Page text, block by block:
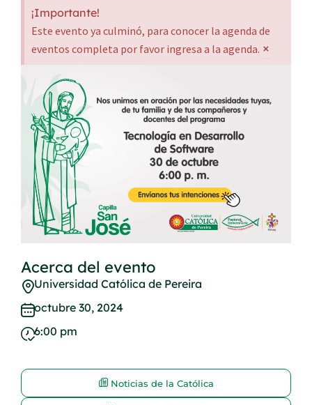
¡Importante!
Este evento ya culminó, para conocer la agenda de
eventos completa por favor ingresa a la agenda. ×
Acerca del evento
Universidad Católica de Pereira
octubre 30, 2024
6:00 pm
Noticias de la Católica